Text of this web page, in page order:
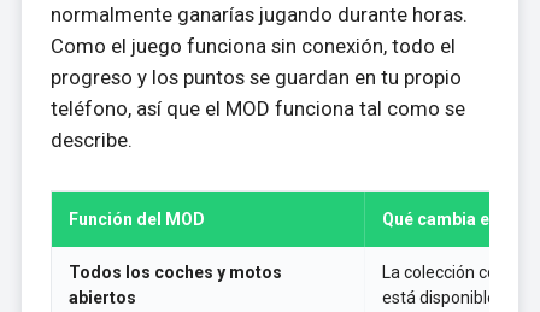
normalmente ganarías jugando durante horas.
Como el juego funciona sin conexión, todo el
progreso y los puntos se guardan en tu propio
teléfono, así que el MOD funciona tal como se
describe.
Función del MOD Qué cambia en el
Todos los coches y motos
abiertos
La colección
está disponible